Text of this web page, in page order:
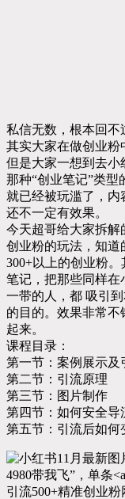
私信无数，根本回不
其实大家在做创业粉
但是大家一想到去小
那种“创业笔记”类
就已经被玩滥了，内
还不一定有效果。
今天超哥给大家拆解
创业粉的玩法，知道
300+以上的创业粉
笔记，把那些同样在
一带的人，都 吸引
的目的。效果非常
起来。
课程目录：
第一节：案例展示及
第二节：引流原理
第三节：图片制作
第四节：如何安全导
第五节：引流后如何
引流500+精准创业